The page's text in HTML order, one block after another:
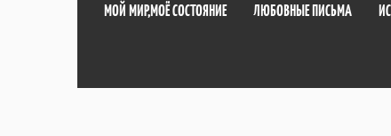
МОЙ МИР,МОЁ СОСТОЯНИЕ ЛЮБОВНЫЕ ПИСЬМА